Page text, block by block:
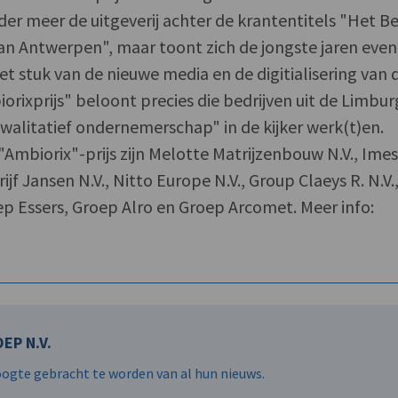
meer de uitgeverij achter de krantentitels "Het
Antwerpen", maar toont zich de jongste jaren
stuk van de nieuwe media en de digitialisering van
beloont precies die bedrijven uit de
ondernemerschap" in de kijker werk(t)en.
prijs zijn Melotte Matrijzenbouw N.V., Imes
Jansen N.V., Nitto Europe N.V., Group Claeys R. N.V.,
Essers, Groep Alro en Groep Arcomet. Meer info:
N.V.
gebracht te worden van al hun nieuws.